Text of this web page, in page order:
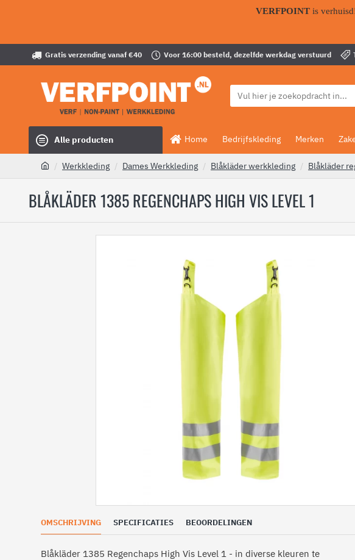
VERFPOINT is
Gratis verzending vanaf €40 Voor 16:00 besteld, dezelfde werkdag verstuurd
Alle producten Home Bedrijfskleding Merken
Werkkleding Dames Werkkleding Blåkläder werkkleding Blåkläder
BLÅKLÄDER 1385 REGENCHAPS HIGH VIS LEVEL 1
OMSCHRIJVING SPECIFICATIES BEOORDELINGEN
Blåkläder 1385 Regenchaps High Vis Level 1 - in diverse kleuren te